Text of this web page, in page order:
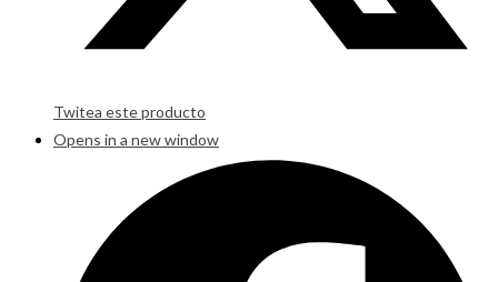
Twitea este producto
Opens in a new window